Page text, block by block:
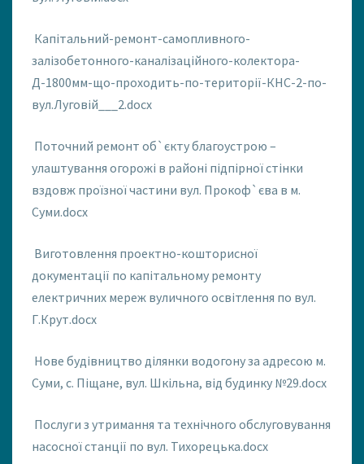
Капітальний-ремонт-самопливного-
залізобетонного-каналізаційного-колектора-
Д-1800мм-що-проходить-по-території-КНС-2-по-
вул.Луговій___2.docx
Поточний ремонт об`єкту благоустрою –
улаштування огорожі в районі підпірної стінки
вздовж проїзної частини вул. Прокоф`єва в м.
Суми.docx
Виготовлення проектно-кошторисної
документації по капітальному ремонту
електричних мереж вуличного освітлення по вул.
Г.Крут.docx
Нове будівництво ділянки водогону за адресою м.
Суми, с. Піщане, вул. Шкільна, від будинку №29.docx
Послуги з утримання та технічного обслуговування
насосної станції по вул. Тихорецька.docx